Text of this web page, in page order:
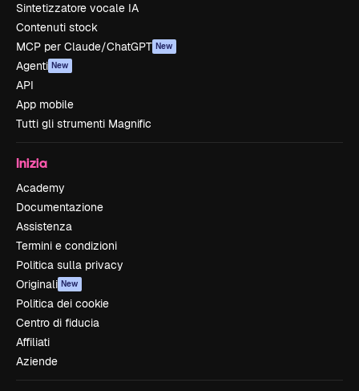
Sintetizzatore vocale IA
Contenuti stock
MCP per Claude/ChatGPT New
Agenti New
API
App mobile
Tutti gli strumenti Magnific
Inizia
Academy
Documentazione
Assistenza
Termini e condizioni
Politica sulla privacy
Originali New
Politica dei cookie
Centro di fiducia
Affiliati
Aziende